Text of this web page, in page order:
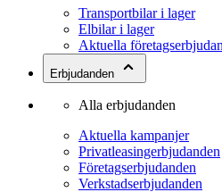
Transportbilar i lager
Elbilar i lager
Aktuella
Erbjudanden
Alla erbjudanden
Aktuella kampanjer
Privatleasingerbjudanden
Företagserbjudanden
Verkstadserbjudanden